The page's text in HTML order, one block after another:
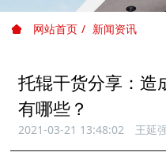
网站首页 新闻资讯
托辊干货分享：造
有哪些？
2021-03-21 13:48:02 王延